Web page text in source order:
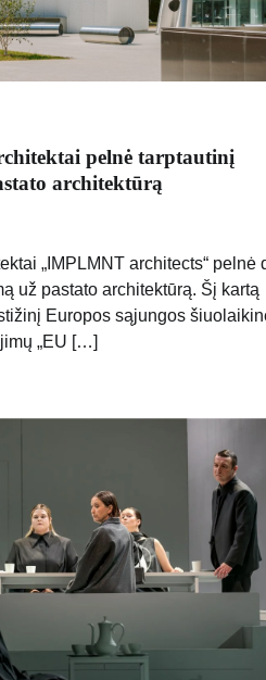
pelnė tarptautinį
architektūrą
„IMPLMNT architects“ pelnė
už pastato architektūrą. Šį kartą
Europos sąjungos
„EU […]